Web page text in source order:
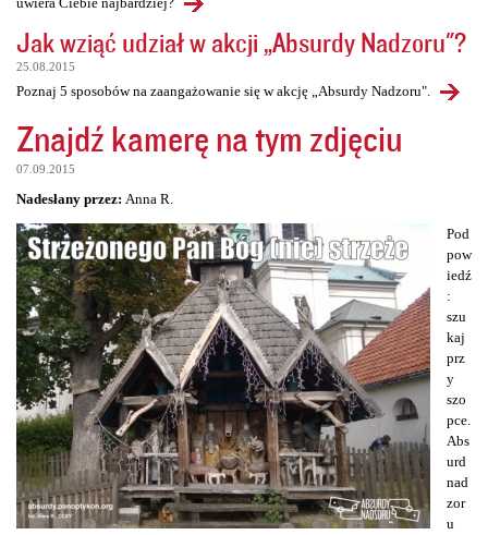
Jak wziąć udział w akcji „Absurdy Nadzoru"?
25.08.2015
Poznaj 5 sposobów na zaangażowanie się w akcję „Absurdy Nadzoru".
Znajdź kamerę na tym zdjęciu
07.09.2015
Nadesłany przez: Anna R.
Pod
pow
iedź
:
szu
kaj
prz
y
szo
pce.
Abs
urd
nad
zor
u